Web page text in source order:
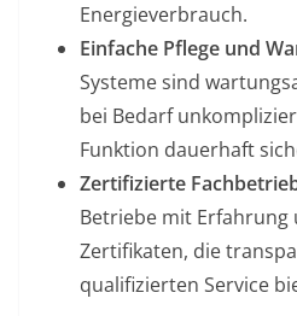
Energieverbrauch.
Einfache Pflege und
Systeme sind
bei Bedarf
Funktion dauerhaft
Zertifizierte
Betriebe mit
Zertifikaten, die
qualifizierten Service